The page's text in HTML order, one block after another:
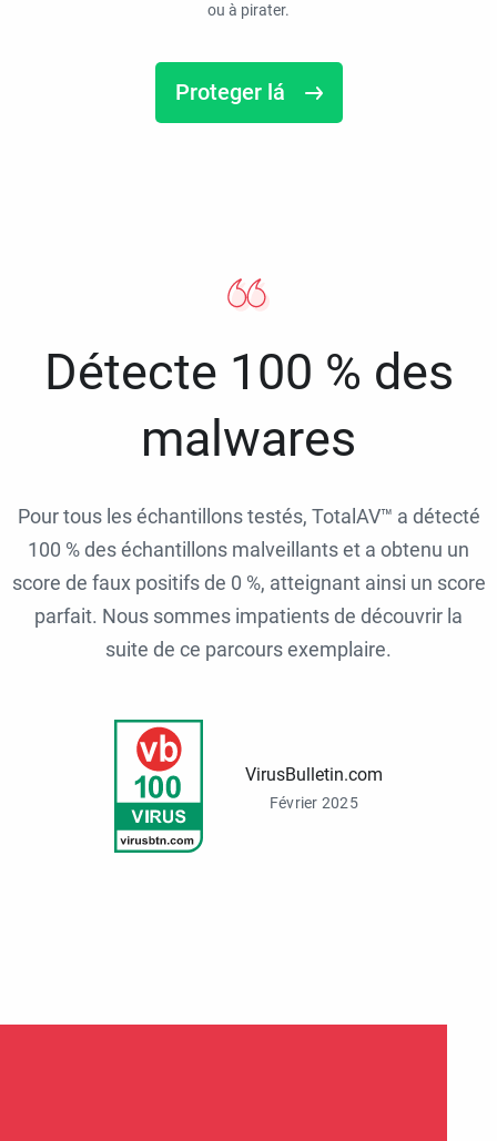
ou à pirater.
Proteger lá
Détecte 100 % des
malwares
Pour tous les échantillons testés, TotalAV™ a détecté
100 % des échantillons malveillants et a obtenu un
score de faux positifs de 0 %, atteignant ainsi un score
parfait. Nous sommes impatients de découvrir la
suite de ce parcours exemplaire.
VirusBulletin.com
Février 2025